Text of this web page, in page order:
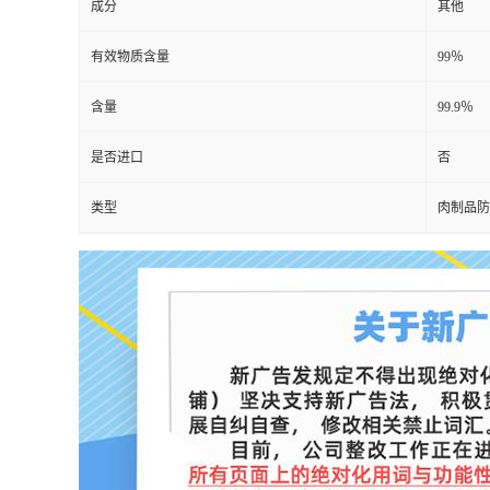
成分 其他
有效物质含量 99％
含量 99.9％
是否进口 否
类型 肉制品